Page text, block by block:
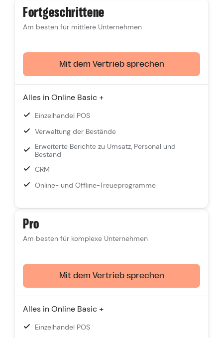
Fortgeschrittene
Am besten für mittlere Unternehmen
Mit dem Vertrieb sprechen
Alles in Online Basic +
Einzelhandel POS
Verwaltung der Bestände
Erweiterte Berichte zu Umsatz, Personal und
Bestand
CRM
Online- und Offline-Treueprogramme
Pro
Am besten für komplexe Unternehmen
Mit dem Vertrieb sprechen
Alles in Online Basic +
Einzelhandel POS